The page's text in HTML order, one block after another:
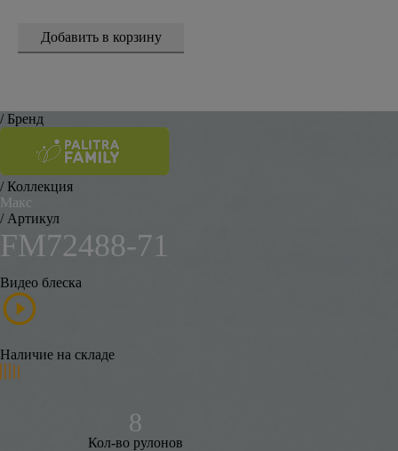
/ Бренд
/ Коллекция
Макс
/ Артикул
FM72488-71
Видео блеска
Наличие на складе
Кол-во рулонов